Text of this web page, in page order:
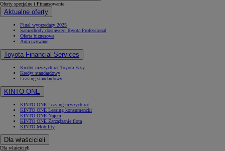
Oferty specjalne i Finansowanie
Aktualne oferty
Finał wyprzedaży 2025
Samochody dostawcze Toyota Professional
Oferta biznesowa
Auta używane
Toyota Financial Services
Kredyt niższych rat Toyota Easy
Kredyt standardowy
Leasing standardowy
KINTO ONE
KINTO ONE Leasing niższych rat
KINTO ONE Leasing konsumencki
KINTO ONE Najem
KINTO ONE Zarządzanie flotą
KINTO Mobility
Dla właścicieli
Dla właścicieli